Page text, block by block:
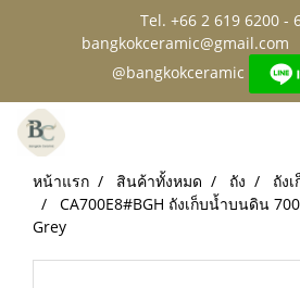
Tel. +66 2 619 6200 -
bangkokceramic@gmail.com
@bangkokceramic
หน้าแรก สินค้าทั้งหมด ถัง
ถัง
CA700E8#BGH ถังเก็บน้ำบนดิน
Grey